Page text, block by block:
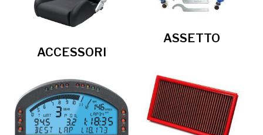
ACCESSORI
ASSETTO